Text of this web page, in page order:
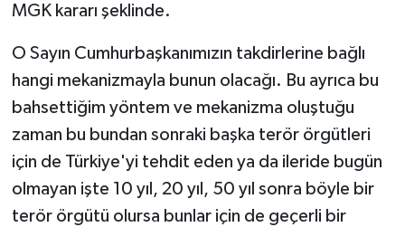
MGK kararı şeklinde.
O Sayın Cumhurbaşkanımızın takdirlerine bağlı
hangi mekanizmayla bunun olacağı. Bu ayrıca bu
bahsettiğim yöntem ve mekanizma oluştuğu
zaman bu bundan sonraki başka terör örgütleri
için de Türkiye'yi tehdit eden ya da ileride bugün
olmayan işte 10 yıl, 20 yıl, 50 yıl sonra böyle bir
terör örgütü olursa bunlar için de geçerli bir